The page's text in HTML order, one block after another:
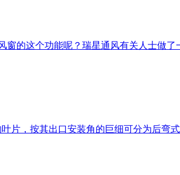
的这个功能呢？瑞星通风有关人士做
片，按其出口安装角的巨细可分为后弯